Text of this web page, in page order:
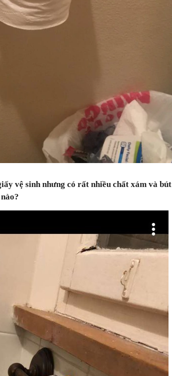
vệ sinh nhưng có rất nhiều chất xám và bút